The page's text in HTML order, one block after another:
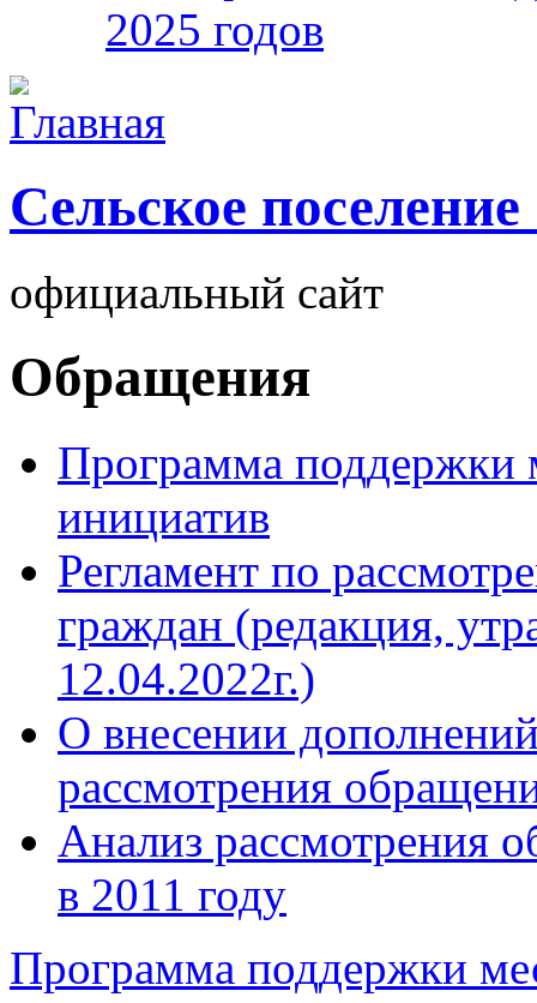
2025 годов
Cельское
официальный сайт
Обращения
Программа поддержки
инициатив
Регламент по
граждан (редакция,
12.04.2022г.)
О внесении
рассмотрения
Анализ рассмотрения
в 2011 году
Программа поддержки